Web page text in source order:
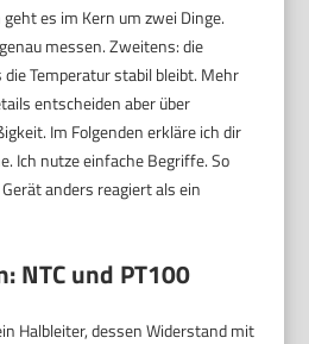
es im Kern um zwei Dinge.
messen. Zweitens: die
Temperatur stabil bleibt. Mehr
entscheiden aber über
Im Folgenden erkläre ich dir
Ich nutze einfache Begriffe. So
anders reagiert als ein
NTC und PT100
Halbleiter, dessen Widerstand mit